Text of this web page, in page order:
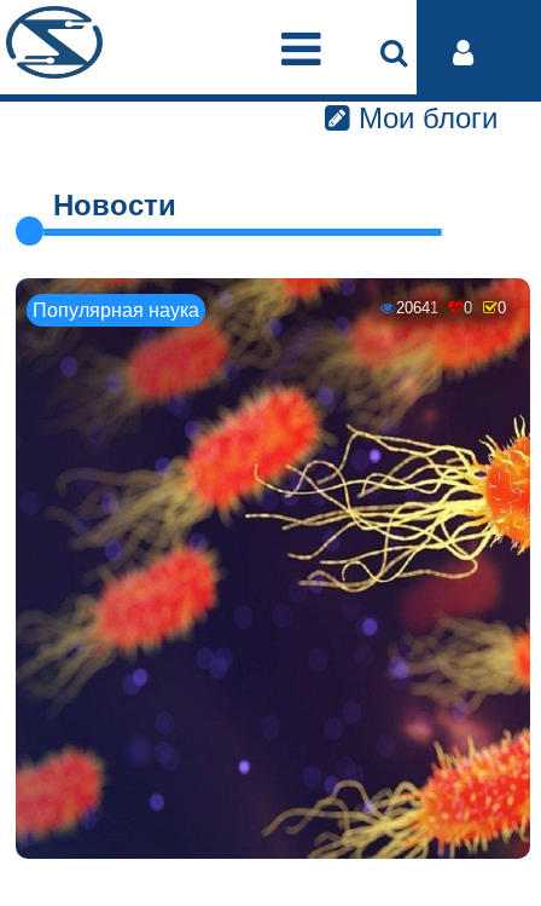
Мои блоги
Новости
Популярная наука 20641 0 0